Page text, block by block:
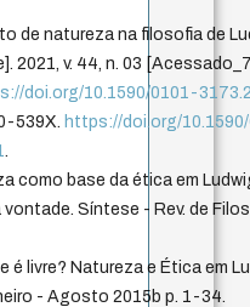
de natureza na filosofia de
2021, v. 44, n. 03
doi.org/10.1590/0101-
539X. https://doi.org/
como base da ética em
Síntese - Rev. de
é livre? Natureza e Ética em
- Agosto 2015b p. 1-34.